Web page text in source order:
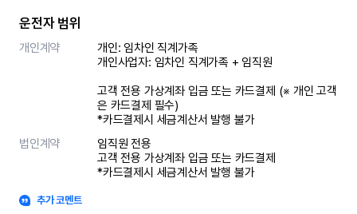
운전자 범위
개인계약
개인: 임차인 직계가족
개인사업자: 임차인 직계가족 + 임직원
고객 전용 가상계좌 입금 또는 카드결제 (※ 개인 고객
은 카드결제 필수)
*카드결제시 세금계산서 발행 불가
법인계약
임직원 전용
고객 전용 가상계좌 입금 또는 카드결제
*카드결제시 세금계산서 발행 불가
추가 코멘트